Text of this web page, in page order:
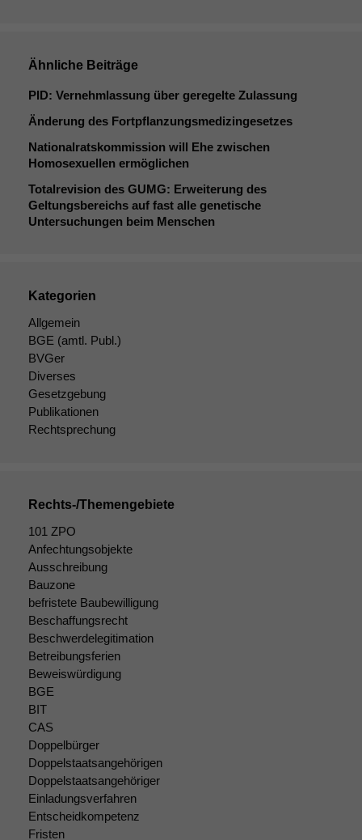
Ähnliche Beiträge
PID: Vernehmlassung über geregelte Zulassung
Änderung des Fortpflanzungsmedizingesetzes
Nationalratskommission will Ehe zwischen
Homosexuellen ermöglichen
Totalrevision des GUMG: Erweiterung des
Geltungsbereichs auf fast alle genetische
Untersuchungen beim Menschen
Kategorien
Allgemein
BGE (amtl. Publ.)
BVGer
Diverses
Gesetzgebung
Publikationen
Rechtsprechung
Rechts-/Themengebiete
101 ZPO
Anfechtungsobjekte
Ausschreibung
Bauzone
befristete Baubewilligung
Beschaffungsrecht
Beschwerdelegitimation
Betreibungsferien
Beweiswürdigung
BGE
BIT
CAS
Doppelbürger
Doppelstaatsangehörigen
Doppelstaatsangehöriger
Einladungsverfahren
Entscheidkompetenz
Fristen